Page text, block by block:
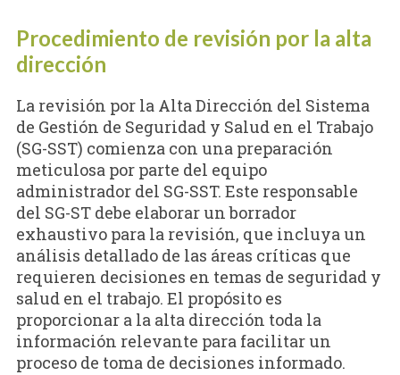
Procedimiento de revisión por la alta
dirección
La revisión por la Alta Dirección del Sistema
de Gestión de Seguridad y Salud en el Trabajo
(SG-SST) comienza con una preparación
meticulosa por parte del equipo
administrador del SG-SST. Este responsable
del SG-ST debe elaborar un borrador
exhaustivo para la revisión, que incluya un
análisis detallado de las áreas críticas que
requieren decisiones en temas de seguridad y
salud en el trabajo. El propósito es
proporcionar a la alta dirección toda la
información relevante para facilitar un
proceso de toma de decisiones informado.